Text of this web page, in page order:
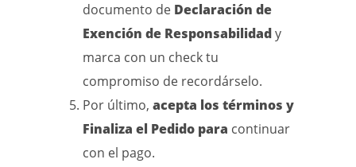
documento de Declaración de
Exención de Responsabilidady
marca con un check tu
compromiso de recordárselo.
Por último, acepta los términos y
Finaliza el Pedido para continuar
con el pago.